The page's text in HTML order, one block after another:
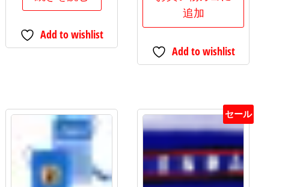
Add to wishlist
格
で
し
¥500
で
追加
Add to wishlist
セール